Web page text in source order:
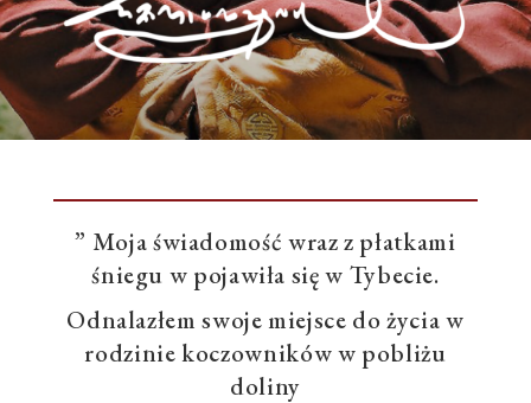
” Moja świadomość wraz z płatkami
śniegu w pojawiła się w Tybecie.
Odnalazłem swoje miejsce do życia w
rodzinie koczowników w pobliżu
doliny